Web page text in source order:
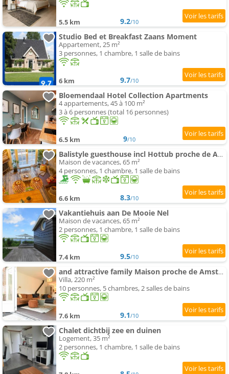
5.5 km 9.2/10
Studio Bed et Breakfast Zaans Moment
Appartement, 25 m²
3 personnes, 1 chambre, 1 salle de bains
6 km 9.7/10
Bloemendaal Hotel Collection Apartments
4 appartements, 45 à 100 m²
3 à 6 personnes (total 16 personnes)
6.5 km 9/10
Balistyle guesthouse incl Hottub proche de Amsterdam et Haarlem
Maison de vacances, 65 m²
4 personnes, 1 chambre, 1 salle de bains
6.6 km 8.3/10
Vakantiehuis aan De Mooie Nel
Maison de vacances, 65 m²
2 personnes, 1 chambre, 1 salle de bains
7.4 km 9.5/10
and attractive family Maison proche de Amsterdam
Villa, 220 m²
10 personnes, 5 chambres, 2 salles de bains
7.6 km 9.1/10
Chalet dichtbij zee en duinen
Logement, 35 m²
2 personnes, 1 chambre, 1 salle de bains